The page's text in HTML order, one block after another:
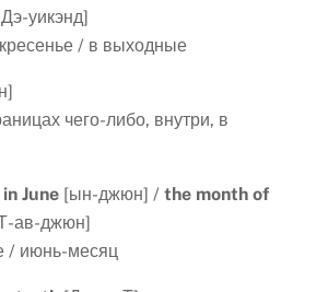
уикэнд]
/ в выходные
чего-либо, внутри, в
in June [ын-джюн] / the month of
ав-джюн]
/ июнь-месяц